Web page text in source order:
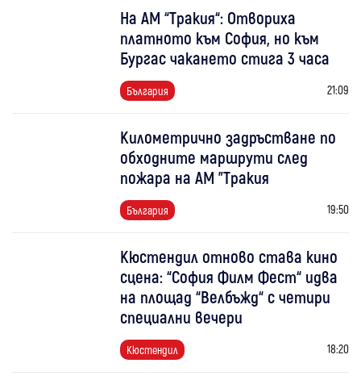
На АМ “Тракия“: Отвориха
платното към София, но към
Бургас чакането стига 3 часа
България 21:09
Километрично задръстване по
обходните маршрути след
пожара на АМ "Тракия
България 19:50
Кюстендил отново става кино
сцена: “София Филм Фест“ идва
на площад “Велбъжд“ с четири
специални вечери
Кюстендил 18:20